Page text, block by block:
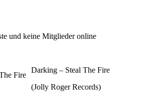
und keine Mitglieder online
Darking – Steal The Fire
(Jolly Roger Records)